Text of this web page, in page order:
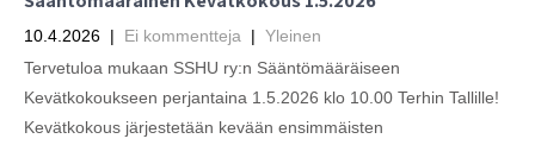
10.4.2026 | Ei kommentteja | Yleinen
Tervetuloa mukaan SSHU ry:n Sääntömääräiseen
Kevätkokoukseen perjantaina 1.5.2026 klo 10.00 Terhin Tallille!
Kevätkokous järjestetään kevään ensimmäisten